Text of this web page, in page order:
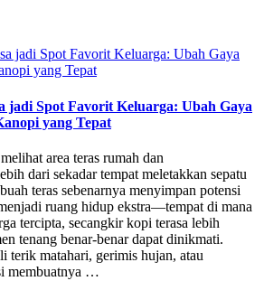
jadi Spot Favorit Keluarga: Ubah Gaya
yang Tepat
area teras rumah dan
dari sekadar tempat meletakkan sepatu
teras sebenarnya menyimpan potensi
ruang hidup ekstra—tempat di mana
tercipta, secangkir kopi terasa lebih
tenang benar-benar dapat dinikmati.
terik matahari, gerimis hujan, atau
membuatnya …